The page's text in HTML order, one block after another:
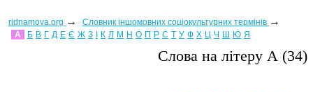
ridnamova.org → Словник іншомовних соціокультурних термінів →
А Б В Г Д Е Є Ж З К Л М Н О П Р С Т У Ф Х Ц Ч Ш Ю Я
Слова на лiтеру А (34)